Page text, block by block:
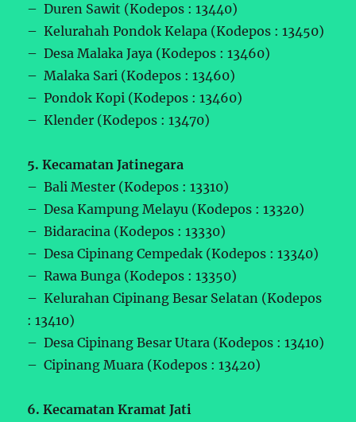
– Duren Sawit (Kodepos : 13440)
– Kelurahah Pondok Kelapa (Kodepos : 13450)
– Desa Malaka Jaya (Kodepos : 13460)
– Malaka Sari (Kodepos : 13460)
– Pondok Kopi (Kodepos : 13460)
– Klender (Kodepos : 13470)
5. Kecamatan Jatinegara
– Bali Mester (Kodepos : 13310)
– Desa Kampung Melayu (Kodepos : 13320)
– Bidaracina (Kodepos : 13330)
– Desa Cipinang Cempedak (Kodepos : 13340)
– Rawa Bunga (Kodepos : 13350)
– Kelurahan Cipinang Besar Selatan (Kodepos
: 13410)
– Desa Cipinang Besar Utara (Kodepos : 13410)
– Cipinang Muara (Kodepos : 13420)
6. Kecamatan Kramat Jati